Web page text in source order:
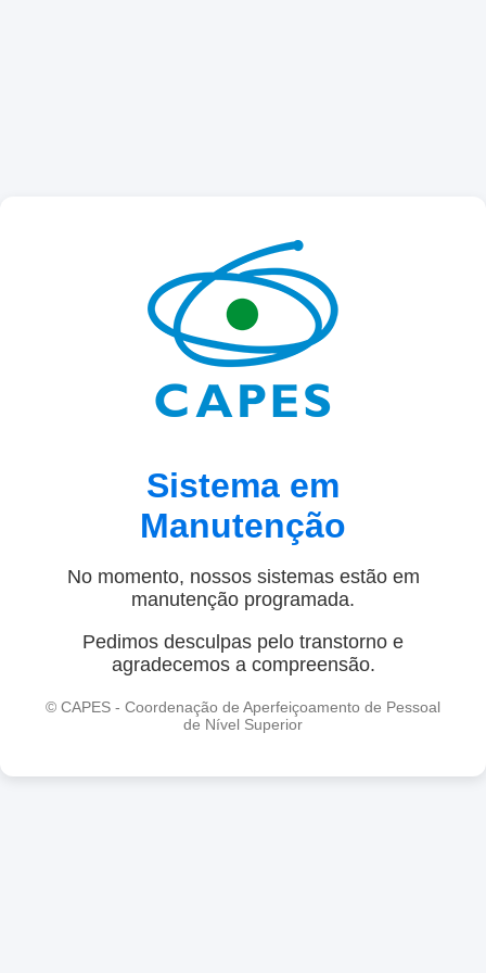
Sistema em
Manutenção
No momento, nossos sistemas estão em
manutenção programada.
Pedimos desculpas pelo transtorno e
agradecemos a compreensão.
© CAPES - Coordenação de Aperfeiçoamento de Pessoal
de Nível Superior